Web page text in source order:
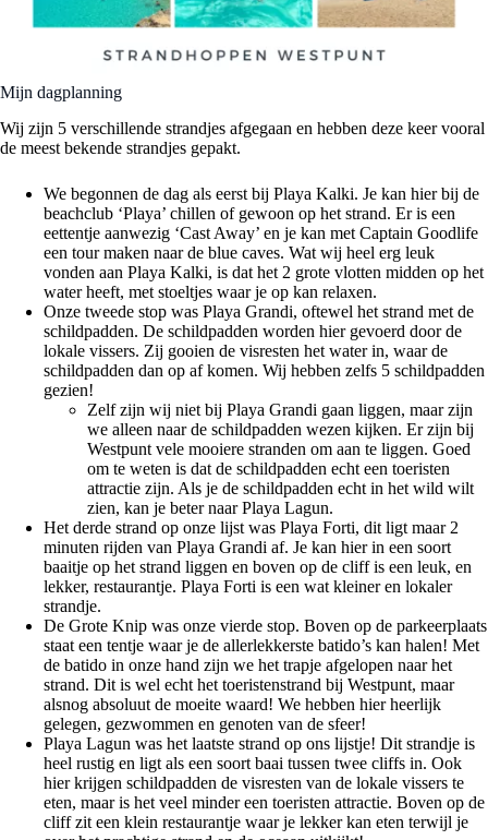
Mijn dagplanning
Wij zijn 5 verschillende strandjes afgegaan en hebben deze keer vooral
de meest bekende strandjes gepakt.
We begonnen de dag als eerst bij Playa Kalki. Je kan hier bij de
beachclub ‘Playa’ chillen of gewoon op het strand. Er is een
eettentje aanwezig ‘Cast Away’ en je kan met Captain Goodlife
een tour maken naar de blue caves. Wat wij heel erg leuk
vonden aan Playa Kalki, is dat het 2 grote vlotten midden op het
water heeft, met stoeltjes waar je op kan relaxen.
Onze tweede stop was Playa Grandi, oftewel het strand met de
schildpadden. De schildpadden worden hier gevoerd door de
lokale vissers. Zij gooien de visresten het water in, waar de
schildpadden dan op af komen. Wij hebben zelfs 5 schildpadden
gezien!
Zelf zijn wij niet bij Playa Grandi gaan liggen, maar zijn
we alleen naar de schildpadden wezen kijken. Er zijn bij
Westpunt vele mooiere stranden om aan te liggen. Goed
om te weten is dat de schildpadden echt een toeristen
attractie zijn. Als je de schildpadden echt in het wild wilt
zien, kan je beter naar Playa Lagun.
Het derde strand op onze lijst was Playa Forti, dit ligt maar 2
minuten rijden van Playa Grandi af. Je kan hier in een soort
baaitje op het strand liggen en boven op de cliff is een leuk, en
lekker, restaurantje. Playa Forti is een wat kleiner en lokaler
strandje.
De Grote Knip was onze vierde stop. Boven op de parkeerplaats
staat een tentje waar je de allerlekkerste batido’s kan halen! Met
de batido in onze hand zijn we het trapje afgelopen naar het
strand. Dit is wel echt het toeristenstrand bij Westpunt, maar
alsnog absoluut de moeite waard! We hebben hier heerlijk
gelegen, gezwommen en genoten van de sfeer!
Playa Lagun was het laatste strand op ons lijstje! Dit strandje is
heel rustig en ligt als een soort baai tussen twee cliffs in. Ook
hier krijgen schildpadden de visresten van de lokale vissers te
eten, maar is het veel minder een toeristen attractie. Boven op de
cliff zit een klein restaurantje waar je lekker kan eten terwijl je